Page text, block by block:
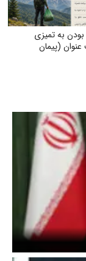
بودن به تمیزی
(پیمان